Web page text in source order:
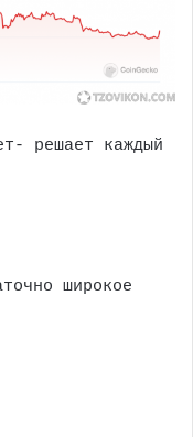
решает каждый
широкое